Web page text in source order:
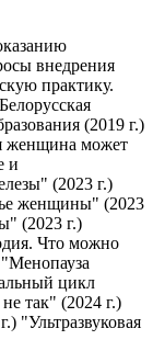
внедрения
практику.
(2019 г.)
женщина может
и
(2023 г.)
женщины" (2023
(2023 г.)
Что можно
"Менопауза
цикл
так" (2024 г.)
"Ультразвуковая